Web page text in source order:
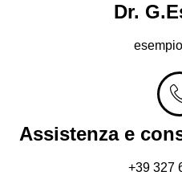
Dr.
Assistenza e
+39 327